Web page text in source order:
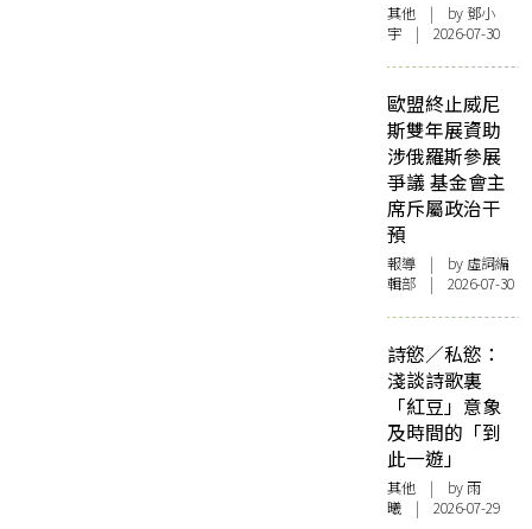
其他 | by 鄧小
宇 | 2026-07-30
歐盟終止威尼
斯雙年展資助
涉俄羅斯參展
爭議 基金會主
席斥屬政治干
預
報導 | by 虛詞編
輯部 | 2026-07-30
詩慾／私慾：
淺談詩歌裏
「紅豆」意象
及時間的「到
此一遊」
其他 | by 雨
曦 | 2026-07-29